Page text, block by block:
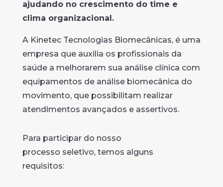
ajudando no crescimento do time e
clima organizacional.
A Kinetec Tecnologias Biomecânicas, é uma
empresa que auxilia os profissionais da
saúde a melhorarem sua análise clínica com
equipamentos de análise biomecânica do
movimento, que possibilitam realizar
atendimentos avançados e assertivos.
Para participar do nosso
processo seletivo, temos alguns
requisitos: